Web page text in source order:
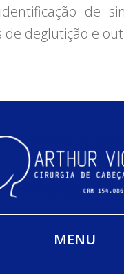
de
deglutição e
MENU